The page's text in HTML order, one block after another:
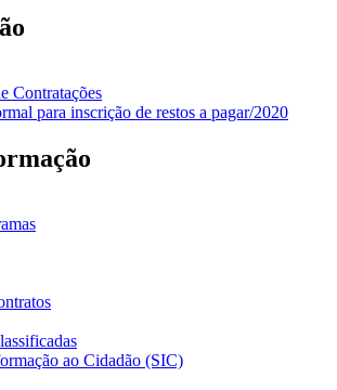
Contratações
para inscrição de restos a pagar/2020
ao Cidadão (SIC)